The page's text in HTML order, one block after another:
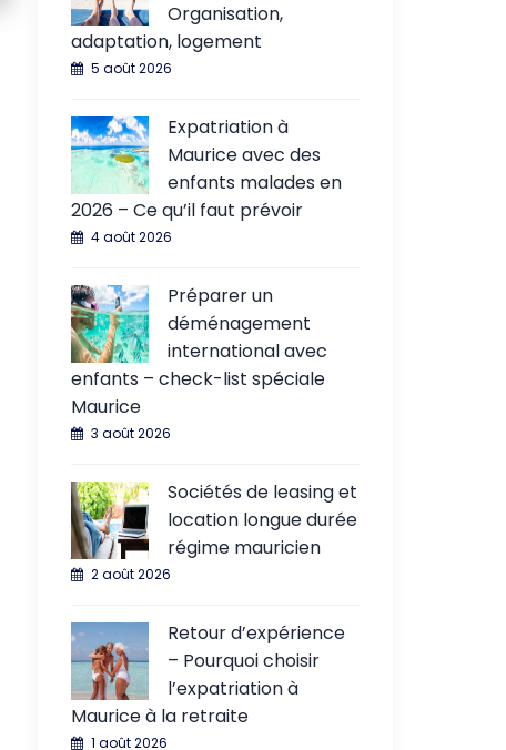
Organisation,
adaptation, logement
5 août 2026
Expatriation à
Maurice avec des
enfants malades en
2026 – Ce qu’il faut prévoir
4 août 2026
Préparer un
déménagement
international avec
enfants – check-list spéciale
Maurice
3 août 2026
Sociétés de leasing et
location longue durée
régime mauricien
2 août 2026
Retour d’expérience
– Pourquoi choisir
l’expatriation à
Maurice à la retraite
1 août 2026